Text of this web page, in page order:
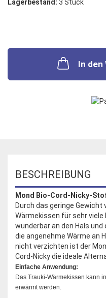
Lagerbestand: 3 Stück
In den
BESCHREIBUNG
Mond Bio-Cord-Nicky-
Durch das geringe
Wärmekissen für sehr viele
wunderbar an den Hals
die angenehme Wärme an
nicht verzichten ist der
Cord-Nicky die ideale
Einfache Anwendung:
Das Trauki-Wärmekissen kann
erwärmt werden.